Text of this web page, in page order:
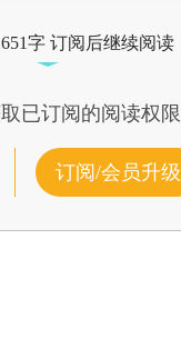
字 订阅后继续阅读
已订阅的阅读权限
订阅/会员升级